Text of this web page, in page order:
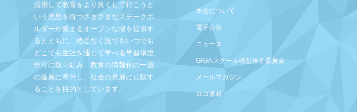
活用して教育をより良くして行こうと
いう意思を持つさまざまなステークホ
ルダーが集まるオープンな場を提供す
るとともに、格差なく誰でもいつでも
どこでも生涯を通じて学べる学習環境
作りに取り組み、教育の情報化の一層
の進展に寄与し、社会の発展に貢献す
ることを目的としています。
本会について
電子公告
ニュース
GIGAスクール構想推進委員会
メールマガジン
ロゴ素材